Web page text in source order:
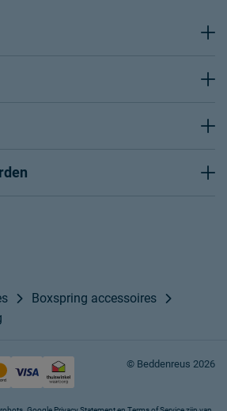
Boxspring accessoires
© Beddenreus 2026